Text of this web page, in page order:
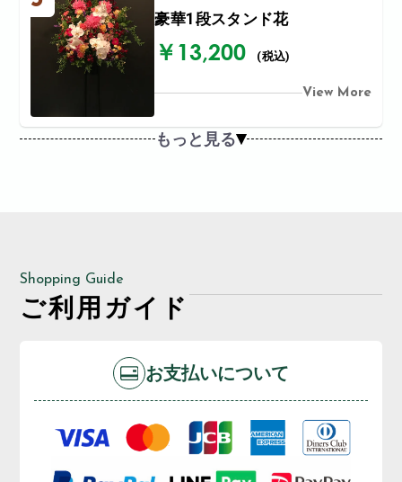
豪華1段スタンド花
￥13,200 (税込)
View More
もっと見る
Shopping Guide
ご利用ガイド
お支払いについて